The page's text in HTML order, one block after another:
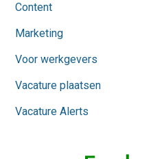
Content
Marketing
Voor werkgevers
Vacature plaatsen
Vacature Alerts